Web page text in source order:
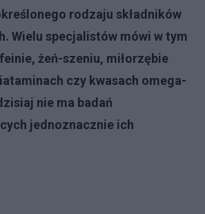
rodzaju składników
Wielu specjalistów mówi w tym
żeń-szeniu, miłorzębie
czy kwasach omega-
nie ma badań
jednoznacznie ich